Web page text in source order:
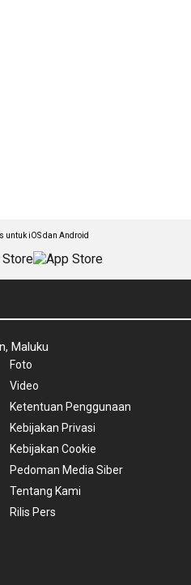
untuk iOS dan Android
Maluku
Foto
Video
Ketentuan Penggunaan
Kebijakan Privasi
Kebijakan Cookie
Pedoman Media Siber
Tentang Kami
Rilis Pers